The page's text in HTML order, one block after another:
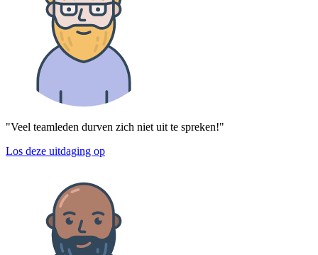
"Veel teamleden durven zich niet uit te spreken!"
Los deze uitdaging op